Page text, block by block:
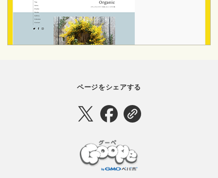
ページをシェアする